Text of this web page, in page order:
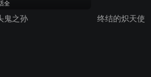
全
鬼之孙 终结的炽天使